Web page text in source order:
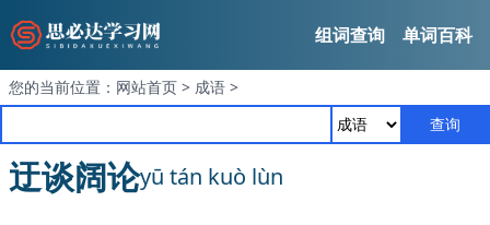
组词查询 单词百科
您的当前位置： 网站首页 > 成语 >
查询
迂谈阔论yū tán kuò lùn